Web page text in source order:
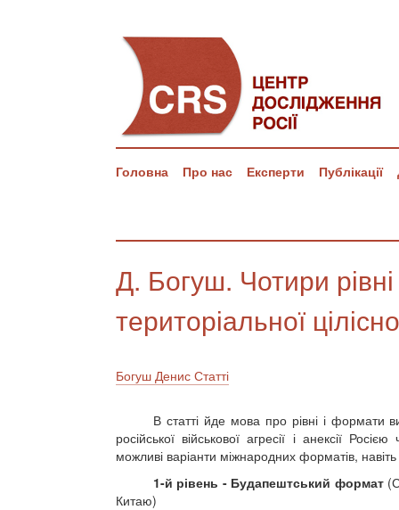
Головна Про нас Експерти Публікації
Д. Богуш. Чотири
територіальної
Богуш Денис Статті
В статті йде мова про рівні і формати
російської військової агресії і анексії
можливі варіанти міжнародних форматів,
1-й рівень - Будапештський формат
Китаю)